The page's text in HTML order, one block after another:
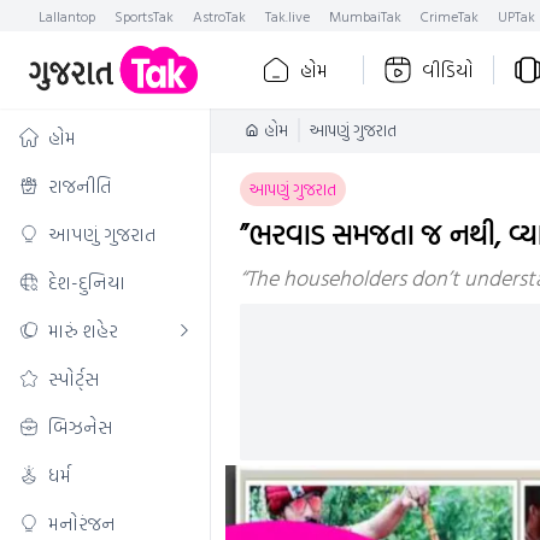
Lallantop SportsTak AstroTak Tak.live MumbaiTak CrimeTak UPTak
હોમ વીડિયો
હોમ
રાજનીતિ
આપણું ગુજરાત
દેશ-દુનિયા
મારું શહેર
સ્પોર્ટ્સ
બિઝનેસ
ધર્મ
મનોરંજન
હોમ આપણું ગુજરાત
આપણું ગુજરાત
”ભરવાડ સમજતા જ નથી,
“The householders don’t